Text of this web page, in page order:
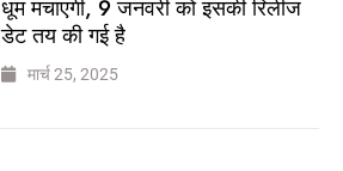
धूम मचाएगी, 9 जनवरी को इसकी रिलीज
डेट तय की गई है
मार्च 25, 2025